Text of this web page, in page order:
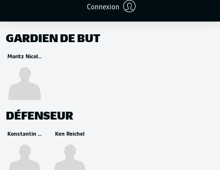
Connexion
REMPLAÇANTS
GARDIEN DE BUT
Moritz Nicolas
DÉFENSEUR
Konstantin Engel Ken Reichel